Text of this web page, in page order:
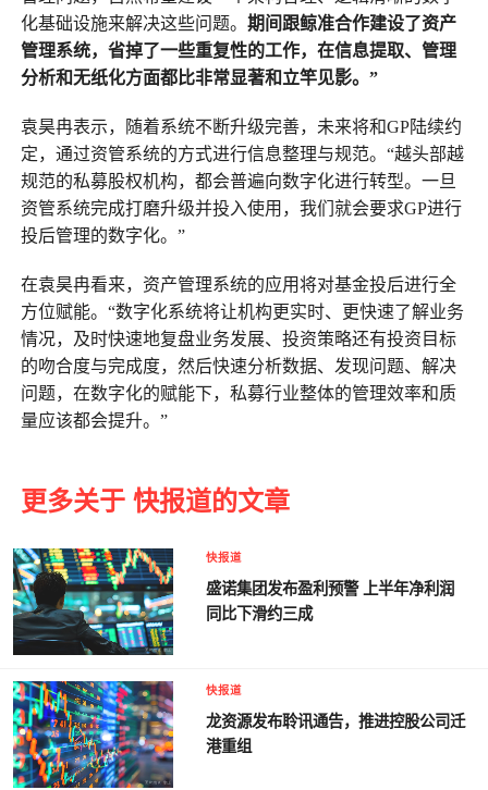
化基础设施来解决这些问题。 期间跟鲸准合作建设了资产
管理系统，省掉了一些重复性的工作，在信息提取、管理
分析和无纸化方面都比非常显著和立竿见影。”
袁昊冉表示，随着系统不断升级完善，未来将和GP陆续约
定，通过资管系统的方式进行信息整理与规范。“越头部越
规范的私募股权机构，都会普遍向数字化进行转型。一旦
资管系统完成打磨升级并投入使用，我们就会要求GP进行
投后管理的数字化。”
在袁昊冉看来，资产管理系统的应用将对基金投后进行全
方位赋能。“数字化系统将让机构更实时、更快速了解业务
情况，及时快速地复盘业务发展、投资策略还有投资目标
的吻合度与完成度，然后快速分析数据、发现问题、解决
问题，在数字化的赋能下，私募行业整体的管理效率和质
量应该都会提升。”
更多关于 快报道的文章
快报道
盛诺集团发布盈利预警 上半年净利润
同比下滑约三成
快报道
龙资源发布聆讯通告，推进控股公司迁
港重组